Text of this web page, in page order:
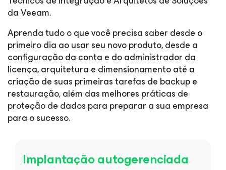
da Veeam.
Aprenda tudo o que você precisa saber desde o
primeiro dia ao usar seu novo produto, desde a
configuração da conta e do administrador da
licença, arquitetura e dimensionamento até a
criação de suas primeiras tarefas de backup e
restauração, além das melhores práticas de
proteção de dados para preparar a sua empresa
para o sucesso.
Implantação autogerenciada